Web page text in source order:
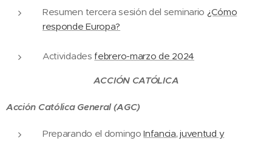
Resumen tercera sesión del seminario ¿Cómo
responde Europa?
Actividades febrero-marzo de 2024
ACCIÓN CATÓLICA
Acción Católica General (AGC)
Preparando el domingoInfancia, juventud y